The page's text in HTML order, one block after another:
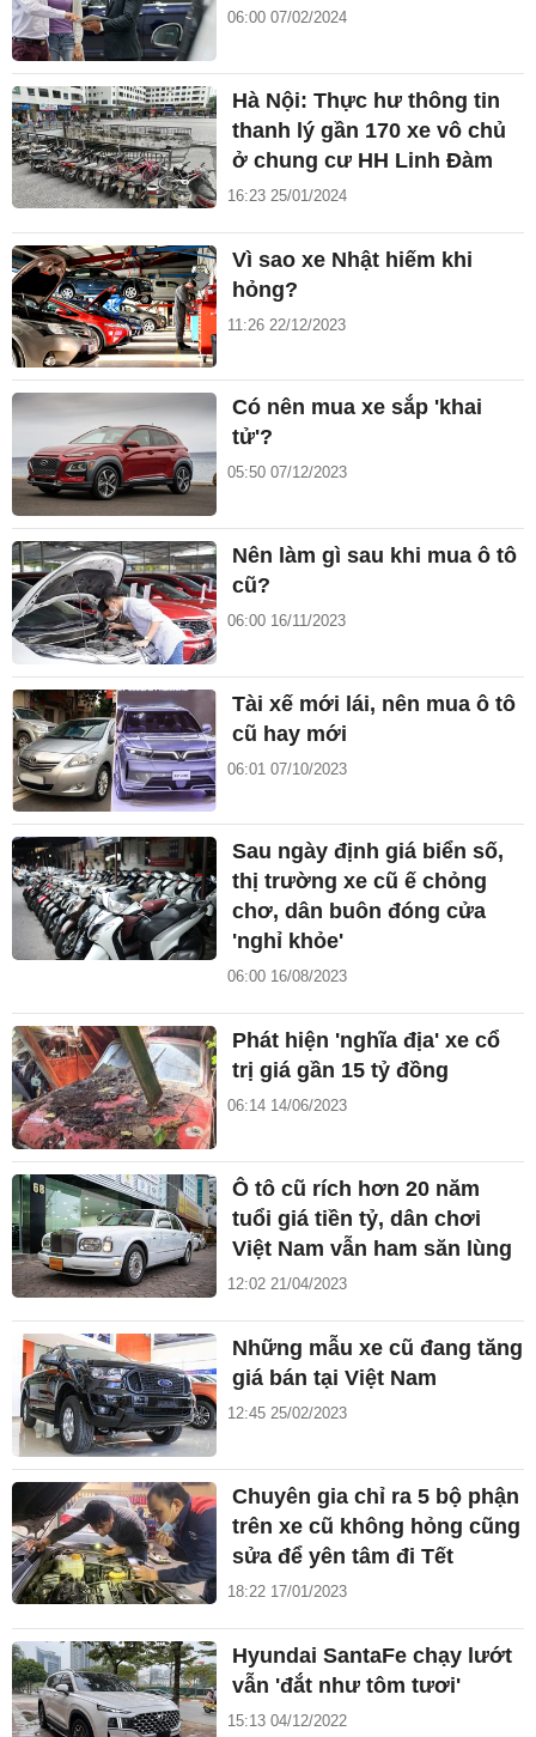
06:00 07/02/2024
Hà Nội: Thực hư thông tin
thanh lý gần 170 xe vô chủ
ở chung cư HH Linh Đàm
16:23 25/01/2024
Vì sao xe Nhật hiếm khi
hỏng?
11:26 22/12/2023
Có nên mua xe sắp 'khai
tử'?
05:50 07/12/2023
Nên làm gì sau khi mua ô tô
cũ?
06:00 16/11/2023
Tài xế mới lái, nên mua ô tô
cũ hay mới
06:01 07/10/2023
Sau ngày định giá biển số,
thị trường xe cũ ế chỏng
chơ, dân buôn đóng cửa
'nghỉ khỏe'
06:00 16/08/2023
Phát hiện 'nghĩa địa' xe cổ
trị giá gần 15 tỷ đồng
06:14 14/06/2023
Ô tô cũ rích hơn 20 năm
tuổi giá tiền tỷ, dân chơi
Việt Nam vẫn ham săn lùng
12:02 21/04/2023
Những mẫu xe cũ đang tăng
giá bán tại Việt Nam
12:45 25/02/2023
Chuyên gia chỉ ra 5 bộ phận
trên xe cũ không hỏng cũng
sửa để yên tâm đi Tết
18:22 17/01/2023
Hyundai SantaFe chạy lướt
vẫn 'đắt như tôm tươi'
15:13 04/12/2022